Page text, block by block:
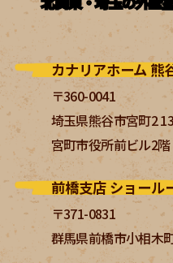
カナリアホーム 熊
〒360-0041
埼玉県熊谷市宮町2
宮町市役所前ビル2階
前橋支店 ショール
〒371-0831
群馬県前橋市小相木